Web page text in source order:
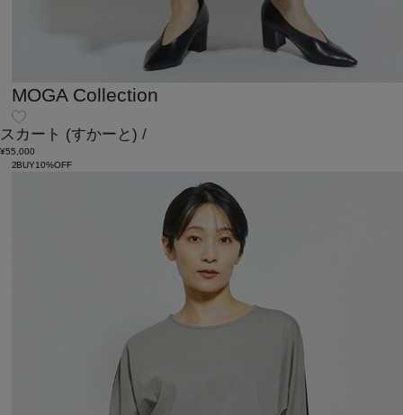
MOGA Collection
スカート (すかーと) /
¥55,000
2BUY10%OFF